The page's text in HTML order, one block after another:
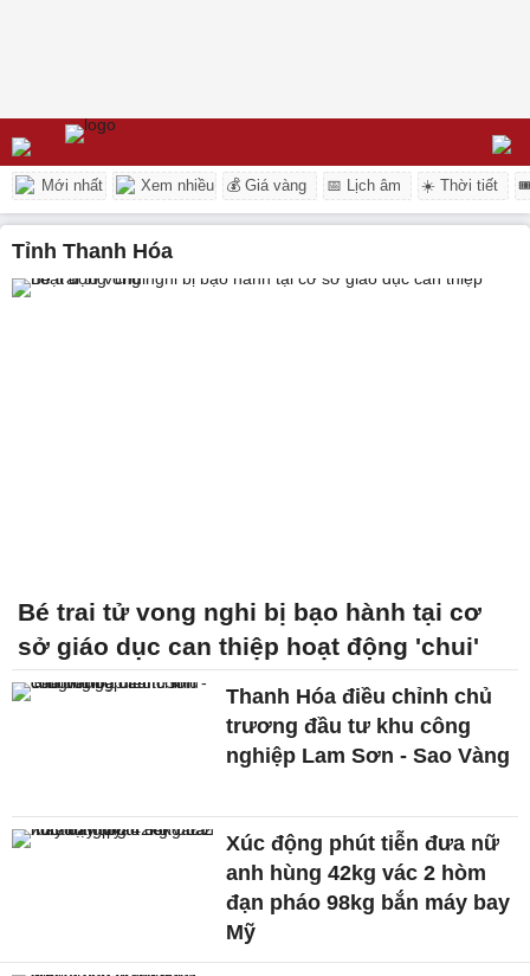
Mới nhất Xem nhiều 💰 Giá vàng 📅 Lịch âm ☀️ Thời tiết
tỉnh Thanh Hóa
Bé trai tử vong nghi bị bạo hành tại cơ
sở giáo dục can thiệp hoạt động 'chui'
Thanh Hóa điều chỉnh chủ
trương đầu tư khu công
nghiệp Lam Sơn - Sao Vàng
Xúc động phút tiễn đưa nữ
anh hùng 42kg vác 2 hòm
đạn pháo 98kg bắn máy bay
Mỹ